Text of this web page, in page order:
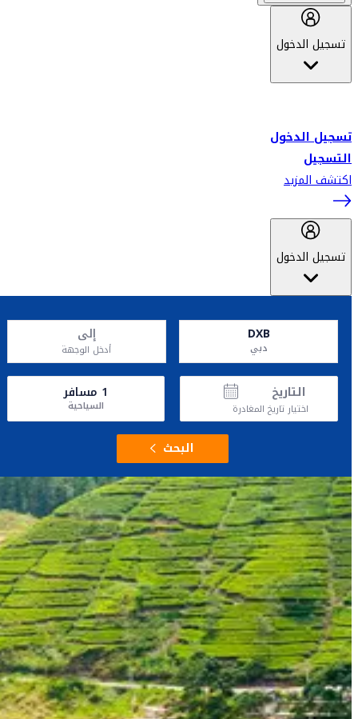
تسجيل الدخول
تسجيل الدخول
التسجيل
اكتشف المزيد
تسجيل الدخول
DXB
دبي
إلى
أدخل الوجهة
التاريخ
اختيار تاريخ المغادرة
1 مسافر
السياحية
البحث